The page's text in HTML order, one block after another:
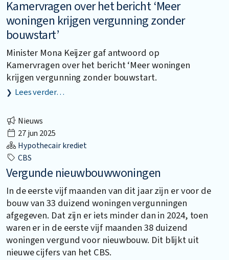
Kamervragen over het bericht ‘Meer
woningen krijgen vergunning zonder
bouwstart’
Minister Mona Keijzer gaf antwoord op
Kamervragen over het bericht ‘Meer woningen
krijgen vergunning zonder bouwstart.
Lees verder…
Nieuws
27 jun 2025
Hypothecair krediet
CBS
Vergunde nieuwbouwwoningen
In de eerste vijf maanden van dit jaar zijn er voor de
bouw van 33 duizend woningen vergunningen
afgegeven. Dat zijn er iets minder dan in 2024, toen
waren er in de eerste vijf maanden 38 duizend
woningen vergund voor nieuwbouw. Dit blijkt uit
nieuwe cijfers van het CBS.